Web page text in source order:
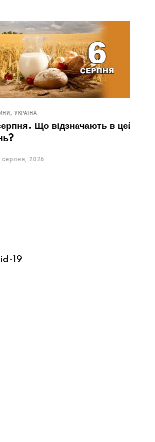
УКРАЇНА
Що відзначають в цей
2026
19